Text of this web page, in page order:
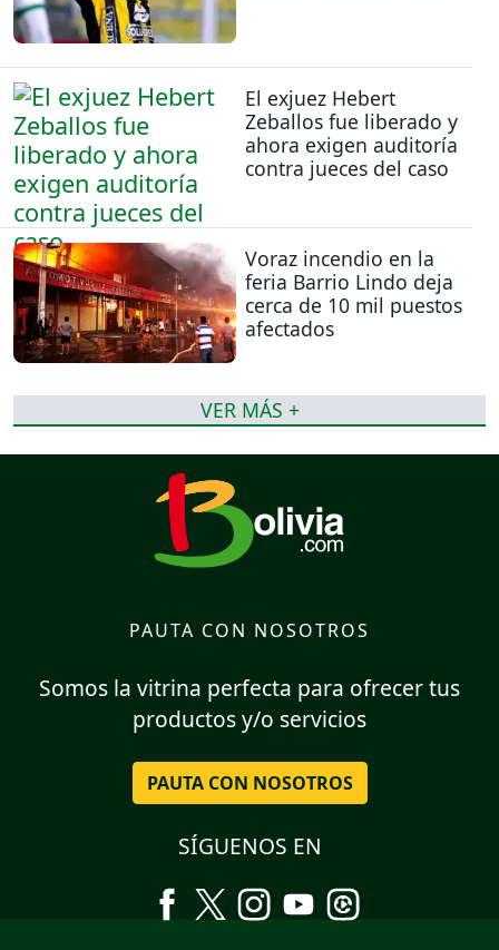
El exjuez Hebert
Zeballos fue liberado y
ahora exigen auditoría
contra jueces del caso
Voraz incendio en la
feria Barrio Lindo deja
cerca de 10 mil puestos
afectados
VER MÁS +
PAUTA CON NOSOTROS
Somos la vitrina perfecta para ofrecer tus
productos y/o servicios
PAUTA CON NOSOTROS
SÍGUENOS EN